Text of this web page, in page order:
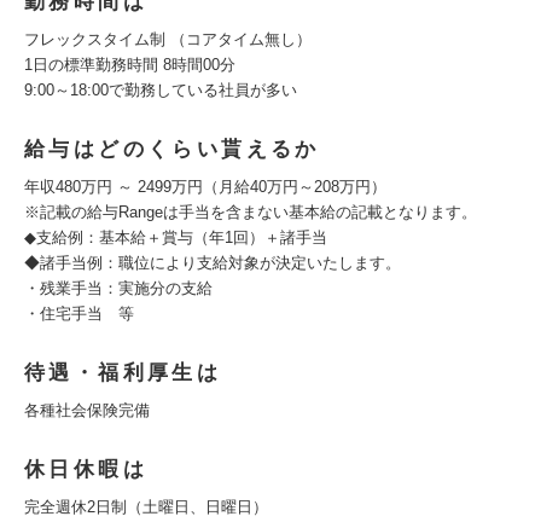
フレックスタイム制 （コアタイム無し）
1日の標準勤務時間 8時間00分
9:00～18:00で勤務している社員が多い
給与はどのくらい貰えるか
年収480万円 ～ 2499万円（月給40万円～208万円）
※記載の給与Rangeは手当を含まない基本給の記載となります。
◆支給例：基本給＋賞与（年1回）＋諸手当
◆諸手当例：職位により支給対象が決定いたします。
・残業手当：実施分の支給
・住宅手当 等
待遇・福利厚生は
各種社会保険完備
休日休暇は
完全週休2日制（土曜日、日曜日）